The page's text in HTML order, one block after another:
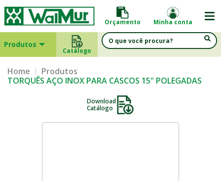
Orçamento Minha conta
Produtos
Catálogo
Home
Produtos
TORQUÊS AÇO INOX PARA CASCOS 15" POLEGADAS
Download
Catálogo